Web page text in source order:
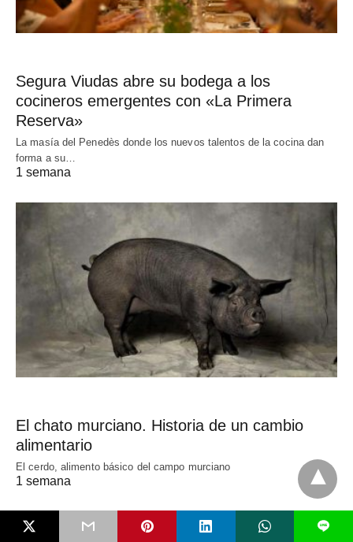
Segura Viudas abre su bodega a los
cocineros emergentes con «La Primera
Reserva»
La masía del Penedès donde los nuevos talentos de la cocina dan
forma a su…
1 semana
El chato murciano. Historia de un cambio
alimentario
El cerdo, alimento básico del campo murciano
1 semana
L